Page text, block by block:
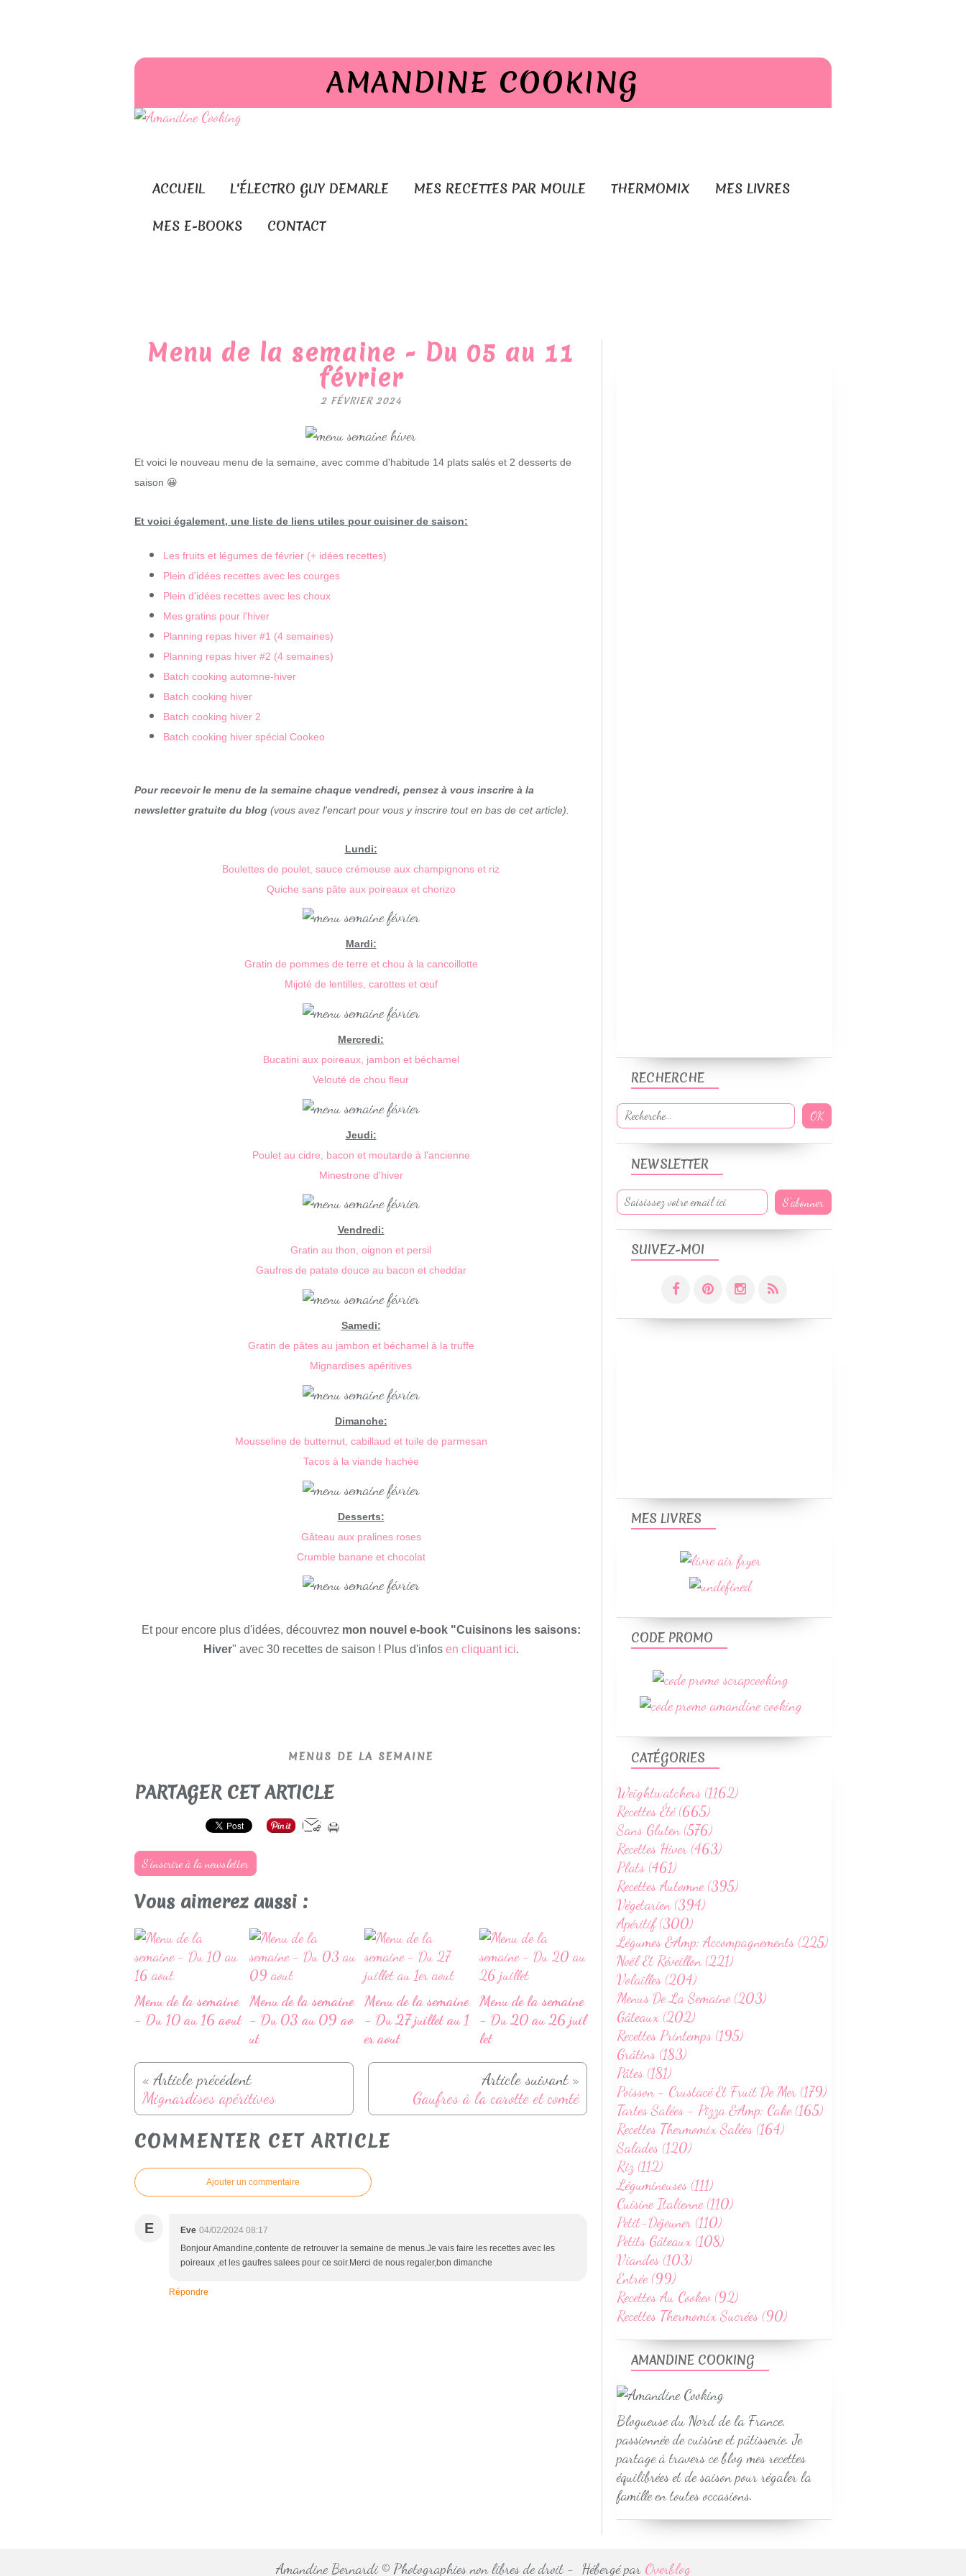
AMANDINE COOKING
ACCUEIL L'ÉLECTRO GUY DEMARLE MES RECETTES PAR MOULE THERMOMIX MES LIVRES
MES E-BOOKS CONTACT
Menu de la semaine - Du 05 au 11
février
2 FÉVRIER 2024
Et voici le nouveau menu de la semaine, avec comme d'habitude 14 plats salés et 2 desserts de
saison 😀
Et voici également, une liste de liens utiles pour cuisiner de saison:
Les fruits et légumes de février (+ idées recettes)
Plein d'idées recettes avec les courges
Plein d'idées recettes avec les choux
Mes gratins pour l'hiver
Planning repas hiver #1 (4 semaines)
Planning repas hiver #2 (4 semaines)
Batch cooking automne-hiver
Batch cooking hiver
Batch cooking hiver 2
Batch cooking hiver spécial Cookeo
Pour recevoir le menu de la semaine chaque vendredi, pensez à vous inscrire à la
newsletter gratuite du blog (vous avez l'encart pour vous y inscrire tout en bas de cet article).
Lundi:
Boulettes de poulet, sauce crémeuse aux champignons et riz
Quiche sans pâte aux poireaux et chorizo
Mardi:
Gratin de pommes de terre et chou à la cancoillotte
Mijoté de lentilles, carottes et œuf
Mercredi:
Bucatini aux poireaux, jambon et béchamel
Velouté de chou fleur
Jeudi:
Poulet au cidre, bacon et moutarde à l'ancienne
Minestrone d'hiver
Vendredi:
Gratin au thon, oignon et persil
Gaufres de patate douce au bacon et cheddar
Samedi:
Gratin de pâtes au jambon et béchamel à la truffe
Mignardises apéritives
Dimanche:
Mousseline de butternut, cabillaud et tuile de parmesan
Tacos à la viande hachée
Desserts:
Gâteau aux pralines roses
Crumble banane et chocolat
Et pour encore plus d'idées, découvrez mon nouvel e-book "Cuisinons les saisons:
Hiver" avec 30 recettes de saison ! Plus d'infos en cliquant ici.
MENUS DE LA SEMAINE
PARTAGER CET ARTICLE
S'inscrire à la newsletter
Vous aimerez aussi :
Menu de la semaine
- Du 10 au 16 aout
Menu de la semaine
- Du 03 au 09 ao
ut
Menu de la semaine
- Du 27 juillet au 1
er aout
Menu de la semaine
- Du 20 au 26 juil
let
« Article précédent
Mignardises apéritives
Article suivant »
Gaufres à la carotte et comté
COMMENTER CET ARTICLE
Ajouter un commentaire
E Eve 04/02/2024 08:17
Bonjour Amandine,contente de retrouver la semaine de menus.Je vais faire les recettes avec les
poireaux ,et les gaufres salees pour ce soir.Merci de nous regaler,bon dimanche
Répondre
NEWSLETTER
SUIVEZ-MOI
RECHERCHE
AMANDINE COOKING
Blogueuse du Nord de la France,
passionnée de cuisine et pâtisserie. Je
partage à travers ce blog mes recettes
équilibrées et de saison pour régaler la
famille en toutes occasions.
CATÉGORIES
Weightwatchers (1162)
Recettes Été (665)
Sans Gluten (576)
Recettes Hiver (463)
Plats (461)
Recettes Automne (395)
Végetarien (394)
Apéritif (300)
Légumes &Amp; Accompagnements (225)
Noël Et Réveillon (221)
Volailles (204)
Menus De La Semaine (203)
Gâteaux (202)
Recettes Printemps (195)
Grâtins (183)
Pâtes (181)
Poisson - Crustacé Et Fruit De Mer (179)
Tartes Salées - Pizza &Amp; Cake (165)
Recettes Thermomix Salées (164)
Salades (120)
Riz (112)
Légumineuses (111)
Cuisine Italienne (110)
Petit-Déjeuner (110)
Petits Gâteaux (108)
Viandes (103)
Entrée (99)
Recettes Au Cookeo (92)
Recettes Thermomix Sucrées (90)
MES LIVRES
CODE PROMO
Amandine Bernardi © Photographies non libres de droit - Hébergé par Overblog